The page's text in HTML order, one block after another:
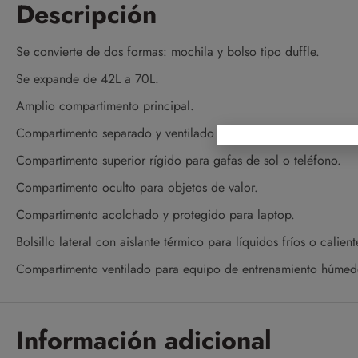
Descripción
Se convierte de dos formas: mochila y bolso tipo duffle.
Se expande de 42L a 70L.
Amplio compartimento principal.
Compartimento separado y ventilado para ropa seca y mojada.
Compartimento superior rígido para gafas de sol o teléfono.
Compartimento oculto para objetos de valor.
Compartimento acolchado y protegido para laptop.
Bolsillo lateral con aislante térmico para líquidos fríos o
Compartimento ventilado para equipo de entrenamiento
Información adicional